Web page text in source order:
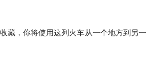
藏，你将使用这列火车从一个地方到另一